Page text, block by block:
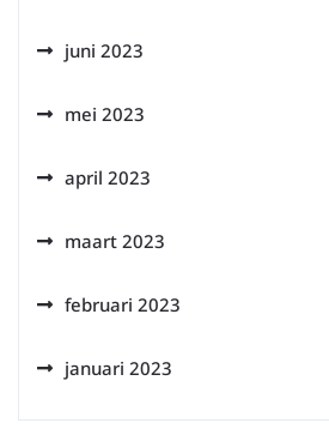
juni 2023
mei 2023
april 2023
maart 2023
februari 2023
januari 2023